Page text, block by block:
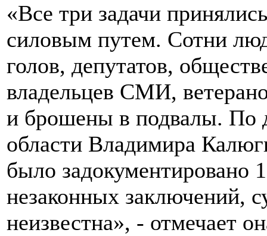
«Все три задачи
силовым путем. Сотни
голов, депутатов,
владельцев СМИ,
и брошены в подвалы. По
области Владимира
было задокументировано
незаконных заключений,
неизвестна», - отмечает